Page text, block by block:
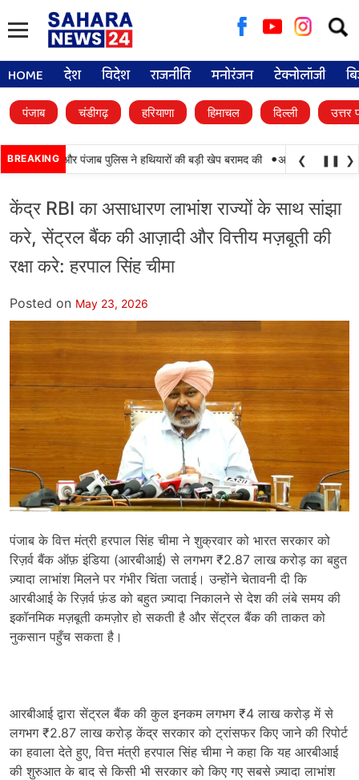
for:
HOME देश विदेश राजनीति मनोरंजन टेक्नोलॉजी
पंजाब चंडीगढ़ हरियाणा हिमाचल दिल्ली उत्तर
BREAKING
BSF और पंजाब पुलिस ने हथियारों की बड़ी खेप बरामद की • अमन अरोड़ा ने
❮ ❚❚ ❯
केंद्र RBI का असाधारण लाभांश राज्यों के साथ सांझा
करे, सेंट्रल बैंक की आज़ादी और वित्तीय मज़बूती की
रक्षा करे: हरपाल सिंह चीमा
Posted on May 23, 2026
पंजाब के वित्त मंत्री हरपाल सिंह चीमा ने शुक्रवार को भारत सरकार को
रिज़र्व बैंक ऑफ़ इंडिया (आरबीआई) से लगभग ₹2.87 लाख करोड़ का बहुत
ज़्यादा लाभांश मिलने पर गंभीर चिंता जताई। उन्होंने चेतावनी दी कि
आरबीआई के रिज़र्व फ़ंड को बहुत ज़्यादा निकालने से देश की लंबे समय की
इकॉनमिक मज़बूती कमज़ोर हो सकती है और सेंट्रल बैंक की ताकत को
नुकसान पहुँच सकता है।
आरबीआई द्वारा सेंट्रल बैंक की कुल इनकम लगभग ₹4 लाख करोड़ में से
लगभग ₹2.87 लाख करोड़ केंद्र सरकार को ट्रांसफर किए जाने की रिपोर्ट
का हवाला देते हुए, वित्त मंत्री हरपाल सिंह चीमा ने कहा कि यह आरबीआई
की शुरुआत के बाद से किसी भी सरकार को किए गए सबसे ज़्यादा लाभांश